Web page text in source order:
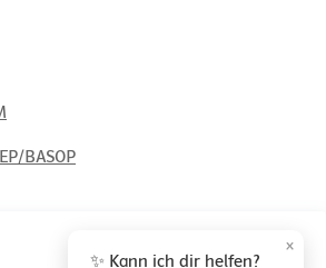
BASOP
✨ Kann ich dir helfen?
×